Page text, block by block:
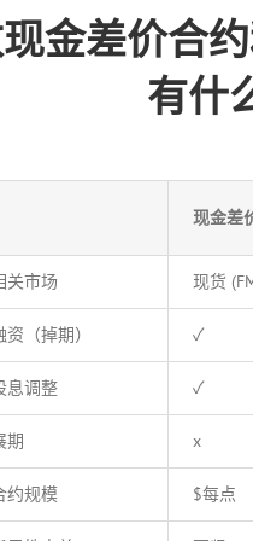
金差价合
有什
现金差
关市场 现货
资（掉期） ✓
息调整 ✓
期 x
约规模 $每点